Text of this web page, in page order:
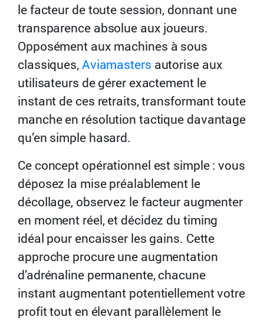
le facteur de toute session, donnant une
transparence absolue aux joueurs.
Opposément aux machines à sous
classiques,Aviamasters autorise aux
utilisateurs de gérer exactement le
instant de ces retraits, transformant toute
manche en résolution tactique davantage
qu’en simple hasard.
Ce concept opérationnel est simple : vous
déposez la mise préalablement le
décollage, observez le facteur augmenter
en moment réel, et décidez du timing
idéal pour encaisser les gains. Cette
approche procure une augmentation
d’adrénaline permanente, chacune
instant augmentant potentiellement votre
profit tout en élevant parallèlement le